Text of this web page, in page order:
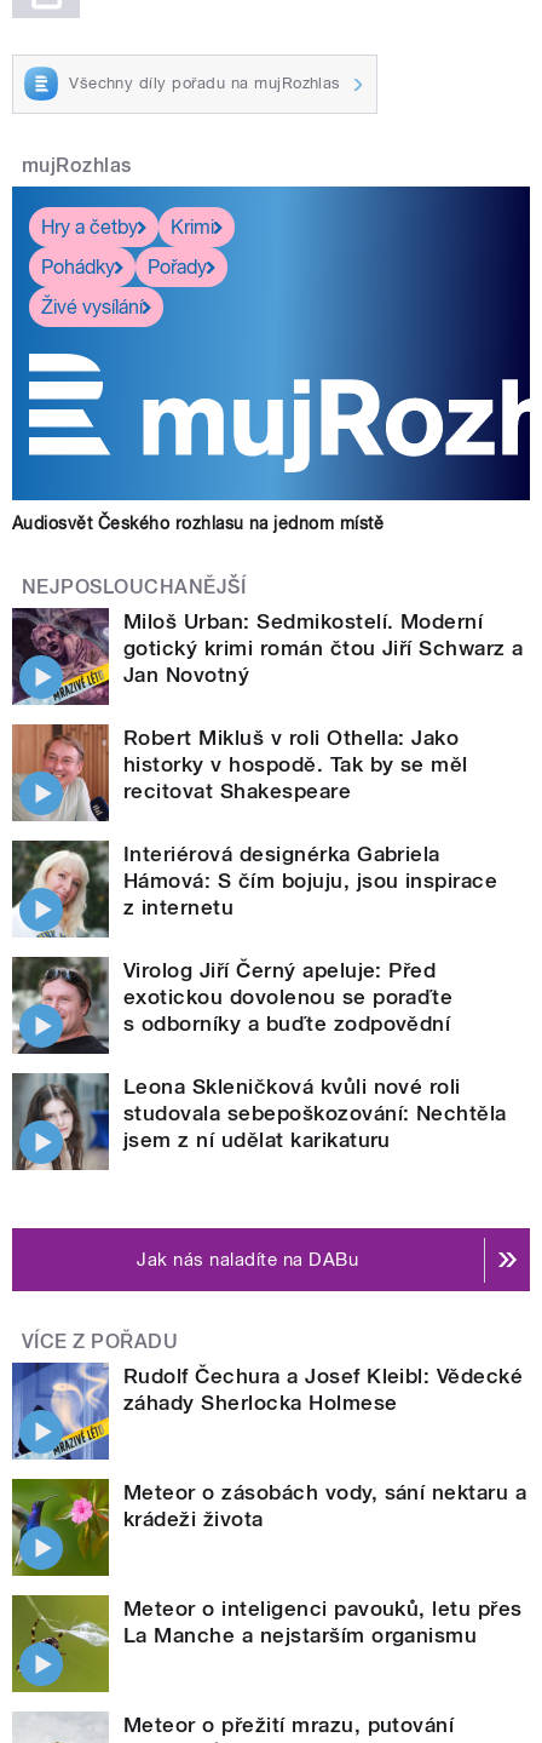
Všechny díly pořadu na mujRozhlas
mujRozhlas
Hry a četby
Krimi
Pohádky
Pořady
Živé vysílání
Audiosvět Českého rozhlasu na jednom místě
NEJPOSLOUCHANĚJŠÍ
Miloš Urban: Sedmikostelí. Moderní
gotický krimi román čtou Jiří Schwarz a
Jan Novotný
Robert Mikluš v roli Othella: Jako
historky v hospodě. Tak by se měl
recitovat Shakespeare
Interiérová designérka Gabriela
Hámová: S čím bojuju, jsou inspirace
z internetu
Virolog Jiří Černý apeluje: Před
exotickou dovolenou se poraďte
s odborníky a buďte zodpovědní
Leona Skleničková kvůli nové roli
studovala sebepoškozování: Nechtěla
jsem z ní udělat karikaturu
Jak nás naladíte na DABu
VÍCE Z POŘADU
Rudolf Čechura a Josef Kleibl: Vědecké
záhady Sherlocka Holmese
Meteor o zásobách vody, sání nektaru a
krádeži života
Meteor o inteligenci pavouků, letu přes
La Manche a nejstarším organismu
Meteor o přežití mrazu, putování